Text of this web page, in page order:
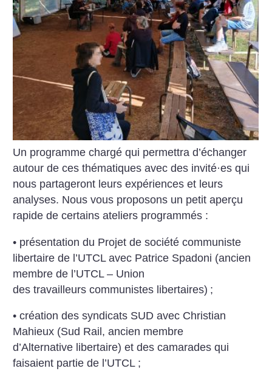
Un programme chargé qui permettra d’échanger
autour de ces thématiques avec des invité·es qui
nous partageront leurs expériences et leurs
analyses. Nous vous proposons un petit aperçu
rapide de certains ateliers ­programmés :
• présentation du Projet de société communiste
libertaire de l’UTCL avec Patrice Spadoni (ancien
membre de l’UTCL – Union
des travailleurs communistes libertaires) ;
• création des syndicats SUD avec Christian
Mahieux (Sud Rail, ancien membre
d’Alternative libertaire) et des camarades qui
faisaient partie de l’UTCL ;